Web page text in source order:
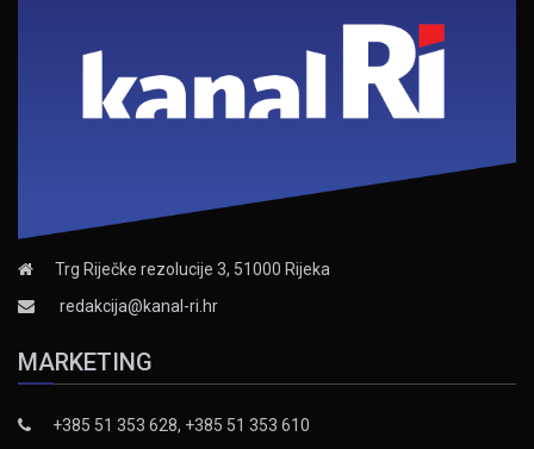
Trg Riječke rezolucije 3, 51000 Rijeka
redakcija@kanal-ri.hr
MARKETING
+385 51 353 628, +385 51 353 610